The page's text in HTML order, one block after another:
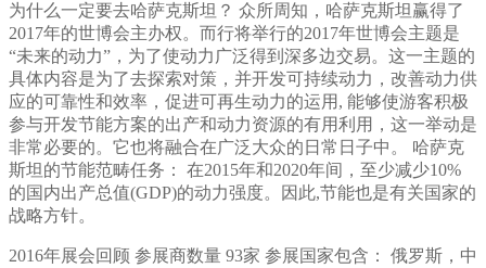
为什么一定要去哈萨克斯坦？ 众所周知，哈萨克斯坦赢得了
2017年的世博会主办权。而行将举行的2017年世博会主题是
“未来的动力”，为了使动力广泛得到深多边交易。这一主题的
具体内容是为了去探索对策，并开发可持续动力，改善动力供
应的可靠性和效率，促进可再生动力的运用, 能够使游客积极
参与开发节能方案的出产和动力资源的有用利用，这一举动是
非常必要的。它也将融合在广泛大众的日常日子中。 哈萨克
斯坦的节能范畴任务： 在2015年和2020年间，至少减少10%
的国内出产总值(GDP)的动力强度。因此,节能也是有关国家的
战略方针。
2016年展会回顾 参展商数量 93家 参展国家包含： 俄罗斯，中